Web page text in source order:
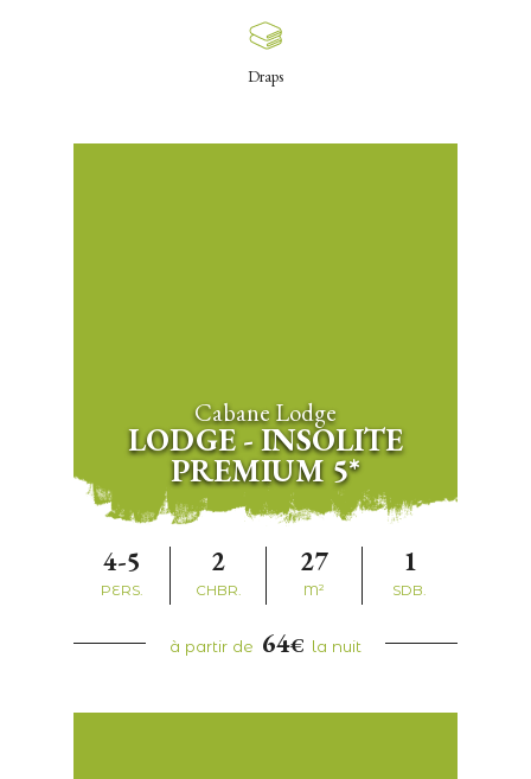
Draps
Cabane Lodge
LODGE - INSOLITE
PREMIUM 5*
4-5
PERS.
2
CHBR.
27
M²
1
SDB.
à partir de 64€ la nuit